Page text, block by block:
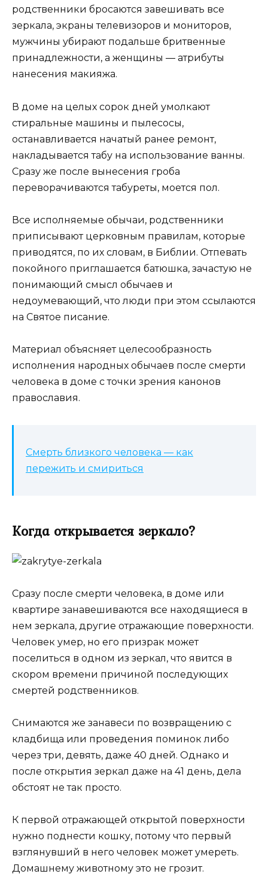
родственники бросаются завешивать все
зеркала, экраны телевизоров и мониторов,
мужчины убирают подальше бритвенные
принадлежности, а женщины ― атрибуты
нанесения макияжа.
В доме на целых сорок дней умолкают
стиральные машины и пылесосы,
останавливается начатый ранее ремонт,
накладывается табу на использование ванны.
Сразу же после вынесения гроба
переворачиваются табуреты, моется пол.
Все исполняемые обычаи, родственники
приписывают церковным правилам, которые
приводятся, по их словам, в Библии. Отпевать
покойного приглашается батюшка, зачастую не
понимающий смысл обычаев и
недоумевающий, что люди при этом ссылаются
на Святое писание.
Материал объясняет целесообразность
исполнения народных обычаев после смерти
человека в доме с точки зрения канонов
православия.
Смерть близкого человека — как
пережить и смириться
Когда открывается зеркало?
Сразу после смерти человека, в доме или
квартире занавешиваются все находящиеся в
нем зеркала, другие отражающие поверхности.
Человек умер, но его призрак может
поселиться в одном из зеркал, что явится в
скором времени причиной последующих
смертей родственников.
Снимаются же занавеси по возвращению с
кладбища или проведения поминок либо
через три, девять, даже 40 дней. Однако и
после открытия зеркал даже на 41 день, дела
обстоят не так просто.
К первой отражающей открытой поверхности
нужно поднести кошку, потому что первый
взглянувший в него человек может умереть.
Домашнему животному это не грозит.